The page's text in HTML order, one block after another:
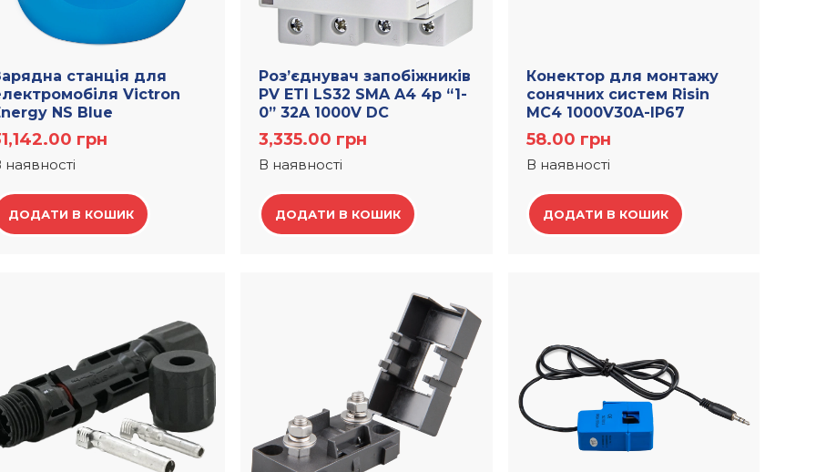
станція для
Victron
NS Blue
грн
наявності
ДОДАТИ В КОШИК
Роз’єднувач запобіжників
PV ETI LS32 SMA A4 4р “1-
0” 32A 1000V DC
3,335.00 грн
В наявності
ДОДАТИ В КОШИК
Конектор для монтажу
сонячних систем Risin
МС4 1000V30A-IP67
58.00 грн
В наявності
ДОДАТИ В КОШИК